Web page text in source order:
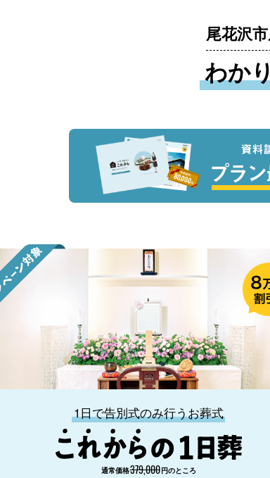
尾花沢
わか
1日で告別式のみ行うお葬式
通常価格379,000円のところ